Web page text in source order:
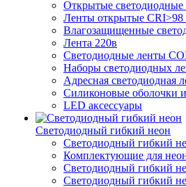
Открытые светодиодные
Ленты открытые
Влагозащищенные
Лента 220в
Светодиодные ленты
Наборы светодиодных
Адресная светодиодная
Силиконовые оболочки
LED аксессуары
Светодиодный гибкий неон
Светодиодный гибкий
Комплектующие для
Светодиодный гибкий
Светодиодный гибкий